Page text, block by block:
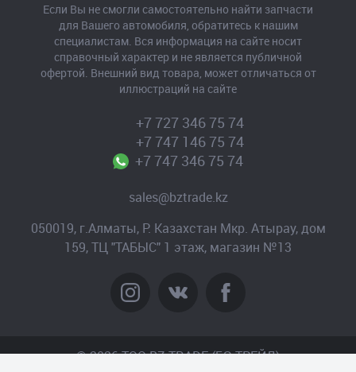
+7 727 346 75 74
+7 747 146 75 74
+7 747 346 75 74
sales@bztrade.kz
050019, г.Алматы, Р. Казахстан Мкр. Атырау, дом
159, ТЦ "ТАБЫС" 1 этаж, магазин №13
Если Вы не смогли самостоятельно найти запчасти
для Вашего автомобиля, обратитесь к нашим
специалистам. Вся информация на сайте носит
справочный характер и не является публичной
офертой. Внешний вид товара, может отличаться от
иллюстраций на сайте
© 2026 TOO BZ-TRADE (БЗ-ТРЕЙД)